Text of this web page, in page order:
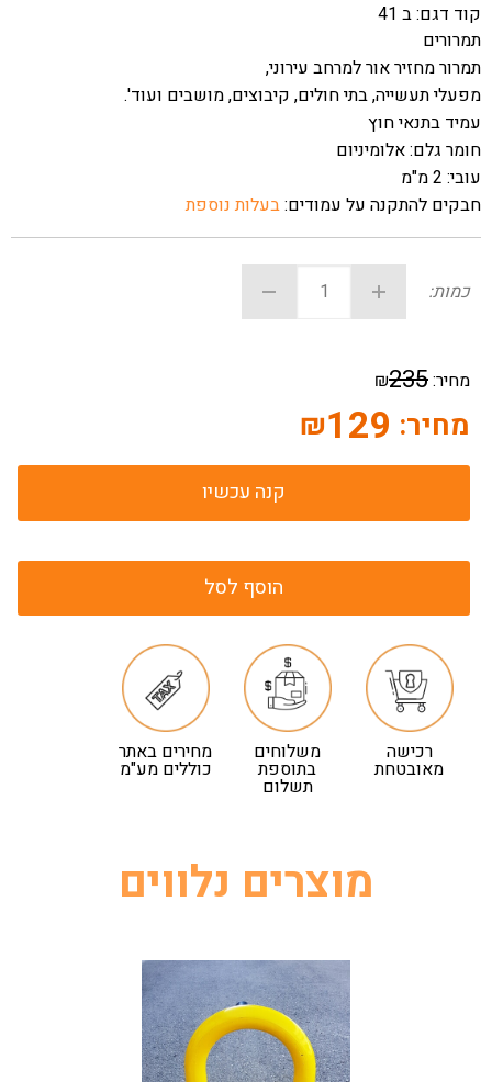
קוד דגם:ב 41
תמרורים
תמרור מחזיר אור למרחב עירוני,
מפעלי תעשייה, בתי חולים, קיבוצים, מושבים ועוד'.
עמיד בתנאי חוץ
חומר גלם: אלומיניום
עובי: 2 מ"מ
חבקים להתקנה על עמודים:בעלות נוספת
כמות:
מחיר:235
₪
מחיר: 129
₪
קנה עכשיו
הוסף לסל
רכישה
מאובטחת
משלוחים
בתוספת
תשלום
מחירים באתר
כוללים מע"מ
מוצרים נלווים